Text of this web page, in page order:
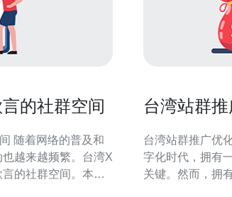
的社群空间
越来越频繁。台湾X
的社群空间。本文
台湾站群
台湾站群推广优化
字化时代，拥有
关键。然而，拥